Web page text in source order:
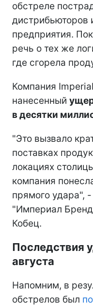
обстреле
дистрибьюторов
предприятия.
речь о тех же
где сгорела
Компания
нанесенный
в десятки
"Это вызвало
поставках
локациях
компания
прямого удара",
"Империал
Кобец.
Последствия
августа
Напомним, в
обстрелов был